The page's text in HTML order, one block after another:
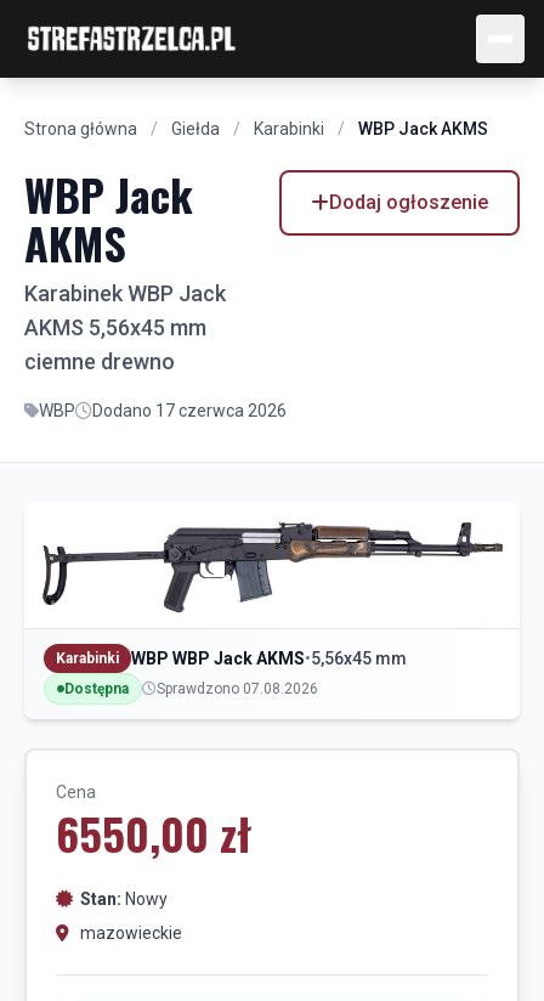
Strona główna / Giełda / Karabinki / WBP Jack AKMS
WBP Jack
AKMS
Karabinek WBP Jack
AKMS 5,56x45 mm
ciemne drewno
Dodaj ogłoszenie
WBP Dodano 17 czerwca 2026
Karabinki WBP WBP Jack AKMS•5,56x45 mm
Dostępna Sprawdzono 07.08.2026
Cena
6550,00 zł
Stan: Nowy
mazowieckie